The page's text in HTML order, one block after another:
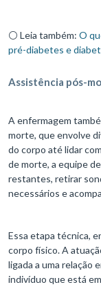
⚪ Leia também: O
pré-diabetes e
Assistência pós-
A enfermagem
morte, que envolve
do corpo até lidar
de morte, a equipe
restantes, retirar
necessários e
Essa etapa técnica,
corpo físico. A
ligada a uma relação
indivíduo que está